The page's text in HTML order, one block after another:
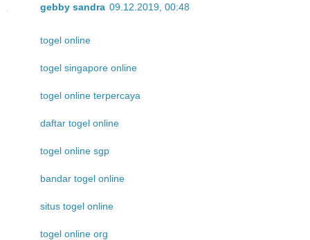
gebby sandra 09.12.2019, 00:48
togel online
togel singapore online
togel online terpercaya
daftar togel online
togel online sgp
bandar togel online
situs togel online
togel online org